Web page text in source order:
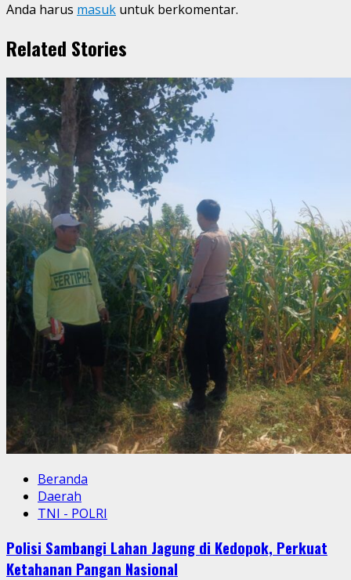
Anda harus masuk untuk berkomentar.
Related Stories
Beranda
Daerah
TNI - POLRI
Polisi Sambangi Lahan Jagung di Kedopok, Perkuat
Ketahanan Pangan Nasional